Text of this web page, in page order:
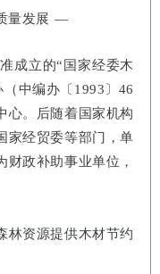
量发展 —
成立的“国家经委木
（中编办〔 1993〕46
心。后随着国家机构
家经贸委等部门，单
政补助事业单位，
林资源提供木材节约